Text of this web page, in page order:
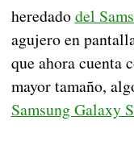
heredadodel
agujero en
que ahora cuenta
mayor tamaño,
Samsung Galaxy